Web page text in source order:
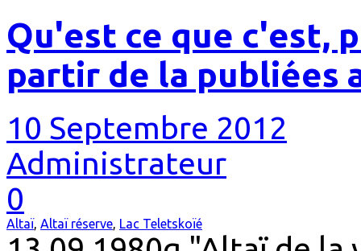
Qu'est ce que c'est,
partir de la publiées
10 Septembre 2012
Administrateur
0
Altaï, Altaï réserve, Lac Teletskoïé